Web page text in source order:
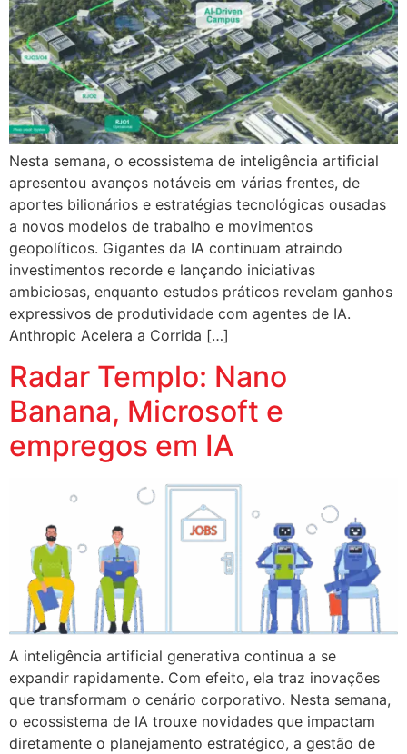
Nesta semana, o ecossistema de inteligência artificial
apresentou avanços notáveis em várias frentes, de
aportes bilionários e estratégias tecnológicas ousadas
a novos modelos de trabalho e movimentos
geopolíticos. Gigantes da IA continuam atraindo
investimentos recorde e lançando iniciativas
ambiciosas, enquanto estudos práticos revelam ganhos
expressivos de produtividade com agentes de IA.
Anthropic Acelera a Corrida […]
Radar Templo: Nano
Banana, Microsoft e
empregos em IA
A inteligência artificial generativa continua a se
expandir rapidamente. Com efeito, ela traz inovações
que transformam o cenário corporativo. Nesta semana,
o ecossistema de IA trouxe novidades que impactam
diretamente o planejamento estratégico, a gestão de